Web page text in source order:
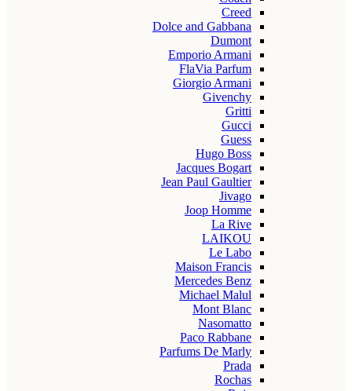
Creed
Dolce and Gabbana
Dumont
Emporio Armani
FlaVia Parfum
Giorgio Armani
Givenchy
Gritti
Gucci
Guess
Hugo Boss
Jacques Bogart
Jean Paul Gaultier
Jivago
Joop Homme
La Rive
LAIKOU
Le Labo
Maison Francis
Mercedes Benz
Michael Malul
Mont Blanc
Nasomatto
Paco Rabbane
Parfums De Marly
Prada
Rochas